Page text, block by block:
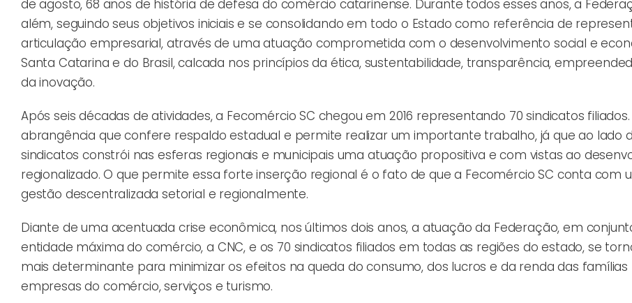
de agosto, 68 anos de história de defesa do comércio catarinense. Durante todos esses anos, a
além, seguindo seus objetivos iniciais e se consolidando em todo o Estado como referência de
articulação empresarial, através de uma atuação comprometida com o desenvolvimento social e
Santa Catarina e do Brasil, calcada nos princípios da ética, sustentabilidade, transparência,
da inovação.
Após seis décadas de atividades, a Fecomércio SC chegou em 2016 representando 70 sindicatos filiados.
abrangência que confere respaldo estadual e permite realizar um importante trabalho, já que ao lado
sindicatos constrói nas esferas regionais e municipais uma atuação propositiva e com vistas ao
regionalizado. O que permite essa forte inserção regional é o fato de que a Fecomércio SC conta com
gestão descentralizada setorial e regionalmente.
Diante de uma acentuada crise econômica, nos últimos dois anos, a atuação da Federação, em
entidade máxima do comércio, a CNC, e os 70 sindicatos filiados em todas as regiões do estado, se
mais determinante para minimizar os efeitos na queda do consumo, dos lucros e da renda das famílias
empresas do comércio, serviços e turismo.